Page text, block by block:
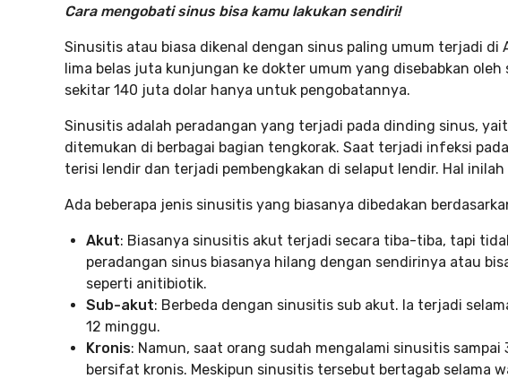
Cara mengobati sinus bisa kamu lakukan sendiri!
Sinusitis atau biasa dikenal dengan sinus paling umum terjadi di
lima belas juta kunjungan ke dokter umum yang disebabkan
sekitar 140 juta dolar hanya untuk pengobatannya.
Sinusitis adalah peradangan yang terjadi pada dinding sinus,
ditemukan di berbagai bagian tengkorak. Saat terjadi infeksi
terisi lendir dan terjadi pembengkakan di selaput lendir. Hal
Ada beberapa jenis sinusitis yang biasanya dibedakan
Akut: Biasanya sinusitis akut terjadi secara tiba-tiba, tapi
peradangan sinus biasanya hilang dengan sendirinya atau
seperti anitibiotik.
Sub-akut: Berbeda dengan sinusitis sub akut. Ia terjadi
12 minggu.
Kronis: Namun, saat orang sudah mengalami sinusitis
bersifat kronis. Meskipun sinusitis tersebut bertagab selama